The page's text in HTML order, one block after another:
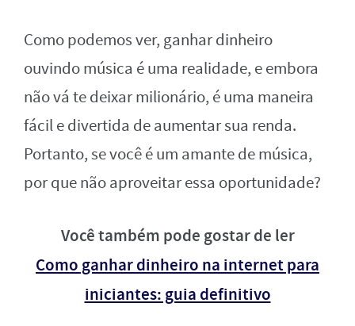
Como podemos ver, ganhar dinheiro
ouvindo música é uma realidade, e embora
não vá te deixar milionário, é uma maneira
fácil e divertida de aumentar sua renda.
Portanto, se você é um amante de música,
por que não aproveitar essa oportunidade?
Você também pode gostar de ler
Como ganhar dinheiro na internet para
iniciantes: guia definitivo